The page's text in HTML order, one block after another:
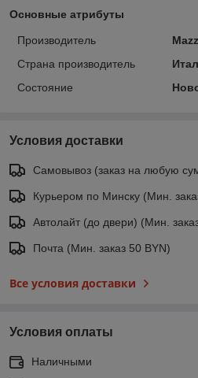
Основные атрибуты
Производитель
Страна производитель
Состояние
Условия доставки
Самовывоз (заказ на любую
Курьером по Минску (Мин.
Автолайт (до двери) (Мин.
Почта (Мин. заказ 50 BYN)
Все условия доставки
Условия оплаты
Наличными